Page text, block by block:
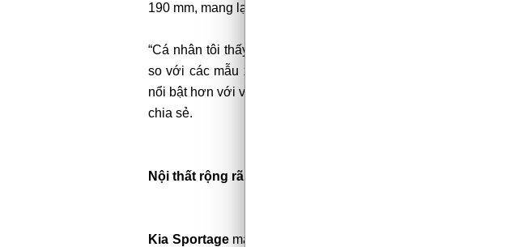
190 mm, mang lại khả năng di chuyển địa hình vượt trội và ổn
“Cá nhân tôi thấy Kia Sportage mới có thiết kế trẻ trung và
so với các mẫu xe Kia trước đây. Nếu so với các mẫu xe
nổi bật hơn với vẻ ngoài cá tính, đẹp mắt”, anh Nhật Trường,
chia sẻ.
Nội thất rộng rãi – “giàu” tiện nghi
Kia Sportagemang đến cho người dùng trải nghiệm đẳng